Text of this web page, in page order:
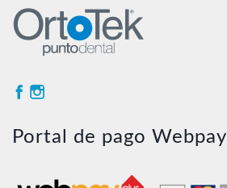
Portal de pago Webpay